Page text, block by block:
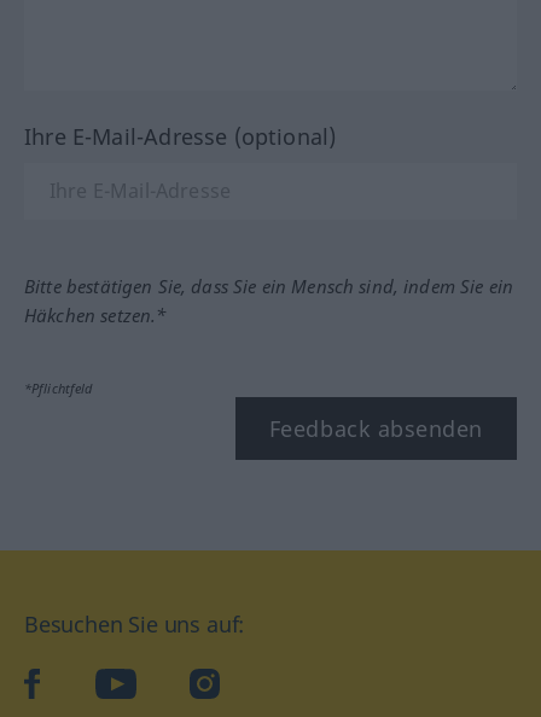
Ihre E-Mail-Adresse (optional)
Bitte bestätigen Sie, dass Sie ein Mensch sind, indem Sie ein
Häkchen setzen.*
*Pflichtfeld
Feedback absenden
Besuchen Sie uns auf:
facebookYouTube Instagram